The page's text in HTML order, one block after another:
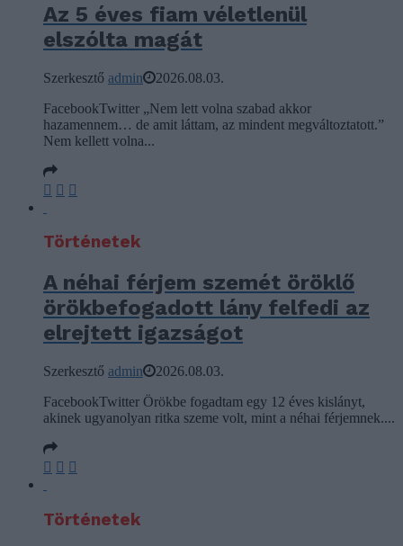
Az 5 éves fiam véletlenül
elszólta magát
Szerkesztő admin
2026.08.03.
FacebookTwitter „Nem lett volna szabad akkor
hazamennem… de amit láttam, az mindent megváltoztatott.”
Nem kellett volna...
Történetek
A néhai férjem szemét öröklő
örökbefogadott lány felfedi az
elrejtett igazságot
Szerkesztő admin
2026.08.03.
FacebookTwitter Örökbe fogadtam egy 12 éves kislányt,
akinek ugyanolyan ritka szeme volt, mint a néhai férjemnek....
Történetek